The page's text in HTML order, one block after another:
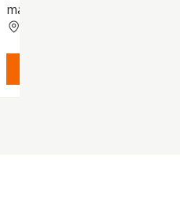
marketing,...